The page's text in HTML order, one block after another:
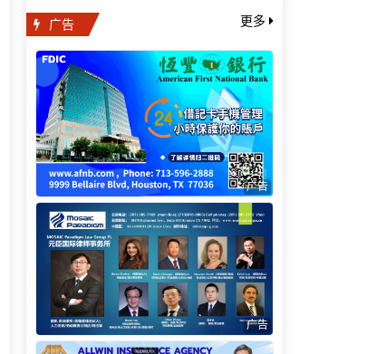
广告 更多
广告
广告